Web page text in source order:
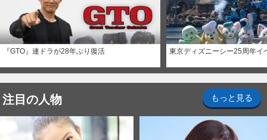
『GTO』連ドラが28年ぶり復活 東京ディズニーシー25周年イ
注目の人物 もっと見る